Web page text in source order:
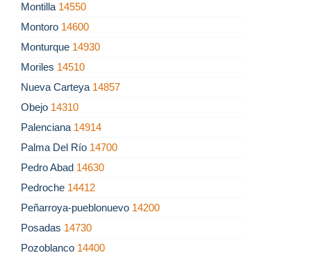
Montilla 14550
Montoro 14600
Monturque 14930
Moriles 14510
Nueva Carteya 14857
Obejo 14310
Palenciana 14914
Palma Del Río 14700
Pedro Abad 14630
Pedroche 14412
Peñarroya-pueblonuevo 14200
Posadas 14730
Pozoblanco 14400